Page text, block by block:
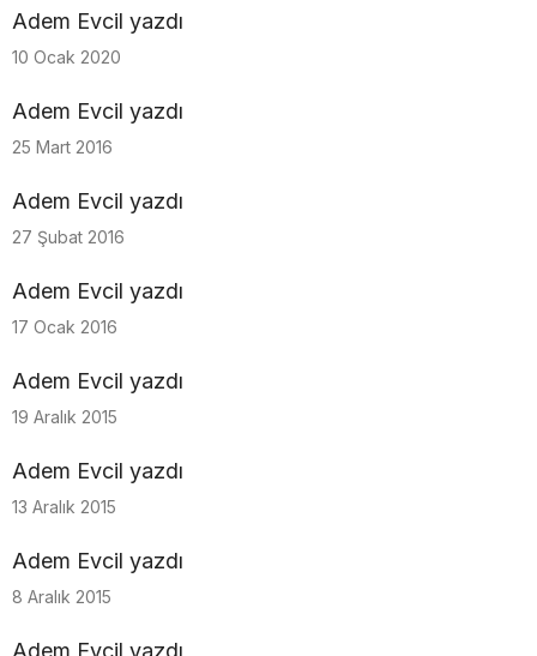
Adem Evcil yazdı
10 Ocak 2020
Adem Evcil yazdı
25 Mart 2016
Adem Evcil yazdı
27 Şubat 2016
Adem Evcil yazdı
17 Ocak 2016
Adem Evcil yazdı
19 Aralık 2015
Adem Evcil yazdı
13 Aralık 2015
Adem Evcil yazdı
8 Aralık 2015